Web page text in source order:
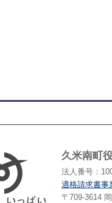
久米南町
法人番号：
適格請求書事
〒709-3614